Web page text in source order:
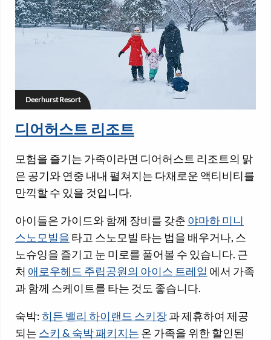
Deerhurst Resort
디어허스트 리조트
모험을 즐기는 가족이라면 디어허스트 리조트의 맑
은 공기와 연중 내내 펼쳐지는 다채로운 액티비티를
만끽할 수 있을 것입니다.
아이들은 가이드와 함께 장비를 갖춘 야마하 미니
스노모빌을 타고 스노모빌 타는 법을 배우거나, 스
노슈잉을 즐기고 눈 미로를 풀어볼 수 있습니다. 근
처 애로우헤드 주립공원의 아이스 트레일 에서 가족
과 함께 스케이트를 타는 것도 좋습니다.
숙박:히든 밸리 하이랜드 스키장과 제휴하여 제공
되는 스키 & 숙박 패키지는 온 가족을 위한 할인된